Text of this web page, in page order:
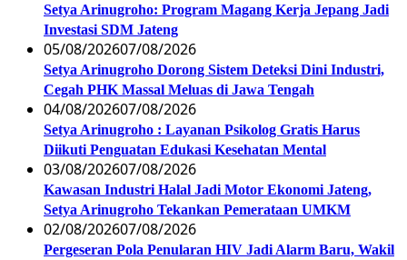
Setya Arinugroho: Program Magang Kerja Jepang Jadi
Investasi SDM Jateng
05/08/202607/08/2026
Setya Arinugroho Dorong Sistem Deteksi Dini Industri,
Cegah PHK Massal Meluas di Jawa Tengah
04/08/202607/08/2026
Setya Arinugroho : Layanan Psikolog Gratis Harus
Diikuti Penguatan Edukasi Kesehatan Mental
03/08/202607/08/2026
Kawasan Industri Halal Jadi Motor Ekonomi Jateng,
Setya Arinugroho Tekankan Pemerataan UMKM
02/08/202607/08/2026
Pergeseran Pola Penularan HIV Jadi Alarm Baru, Wakil